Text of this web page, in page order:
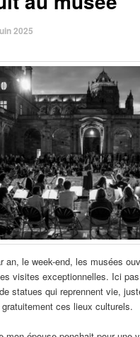
2025
an, le week-end, les musées
visites exceptionnelles. Ici
statues qui reprennent vie,
gratuitement ces lieux culturels.